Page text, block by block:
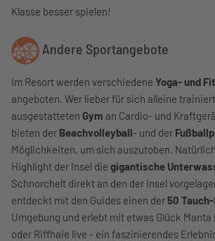
Klasse besser spielen!
Andere Sportangebote
Im Resort werden verschiedene Yoga- und
angeboten. Wer lieber für sich alleine
ausgestatteten Gym an Cardio- und
bieten der Beachvolleyball- und der
Möglichkeiten, um sich auszutoben.
Highlight der Insel die gigantische
Schnorchelt direkt an den der Insel
entdeckt mit den Guides einen der50
Umgebung und erlebt mit etwas Glück
oder Riffhaie live - ein faszinierendes